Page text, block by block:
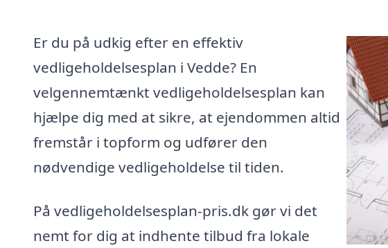
Er du på udkig efter en effektiv
vedligeholdelsesplan i Vedde? En
velgennemtænkt vedligeholdelsesplan kan
hjælpe dig med at sikre, at ejendommen altid
fremstår i topform og udfører den
nødvendige vedligeholdelse til tiden.
På vedligeholdelsesplan-pris.dk gør vi det
nemt for dig at indhente tilbud fra lokale